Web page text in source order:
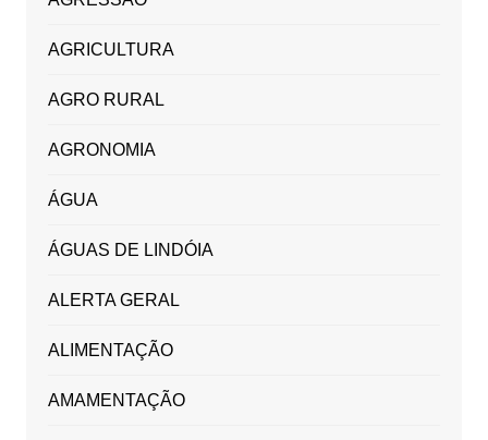
AGRICULTURA
AGRO RURAL
AGRONOMIA
ÁGUA
ÁGUAS DE LINDÓIA
ALERTA GERAL
ALIMENTAÇÃO
AMAMENTAÇÃO